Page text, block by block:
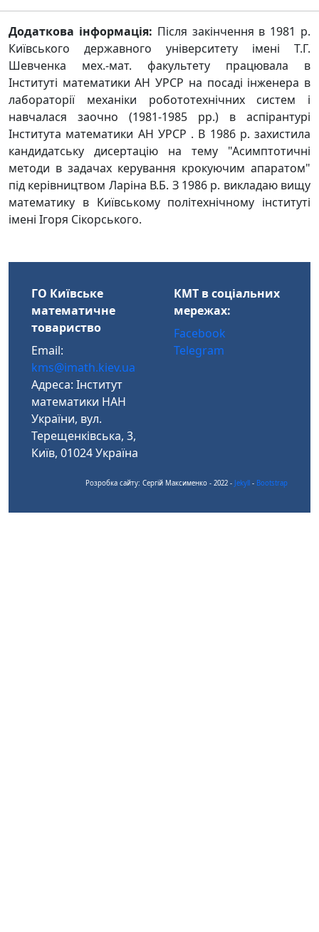
Додаткова інформація: Після закінчення в 1981 р.
Київського державного університету імені Т.Г.
Шевченка мех.-мат. факультету працювала в
Інституті математики АН УРСР на посаді інженера в
лабораторії механіки робототехнічних систем і
навчалася заочно (1981-1985 рр.) в аспірантурі
Інститута математики АН УРСР . В 1986 р. захистила
кандидатську дисертацію на тему "Асимптотичні
методи в задачах керування крокуючим апаратом"
під керівництвом Ларіна В.Б. З 1986 р. викладаю вищу
математику в Київському політехнічному інституті
імені Ігоря Сікорського.
ГО Київське
математичне
товариство
Email:
kms@imath.kiev.ua
Адреса: Інститут
математики НАН
України, вул.
Терещенківська, 3,
Київ, 01024 Україна
КМТ в соціальних
мережах:
Facebook
Telegram
Розробка сайту: Сергій Максименко - 2022 - Jekyll - Bootstrap